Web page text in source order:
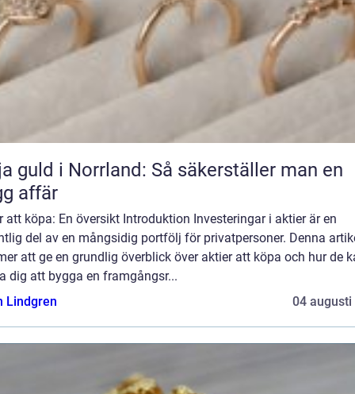
guld i Norrland: Så säkerställer man en
affär
att köpa: En översikt Introduktion Investeringar i aktier är en
del av en mångsidig portfölj för privatpersoner. Denna
att ge en grundlig överblick över aktier att köpa och hur de
dig att bygga en framgångsr...
Lindgren
04 augusti